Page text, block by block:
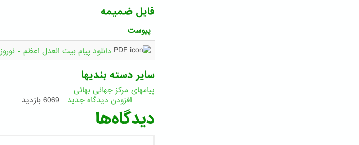
فایل ضمیمه
پیوست
دانلود پیام بیت العدل اعظم - نوروز ۱۸۲
سایر دسته بندیها
پیامهای مرکز جهانی بهائی
افزودن دیدگاه جدید
6069 بازدید
دیدگاه‌ها